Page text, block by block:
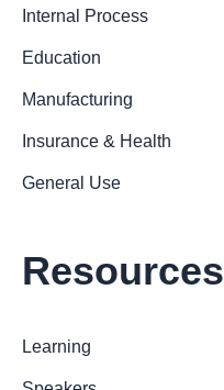
Internal Process
Education
Manufacturing
Insurance & Health
General Use
Resources
Learning